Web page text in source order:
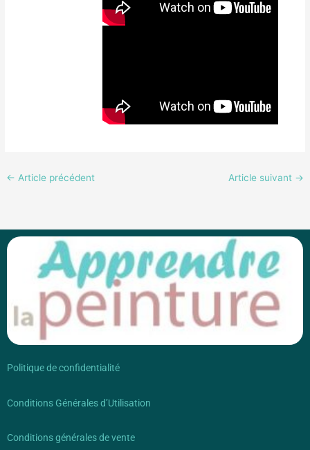
← Article précédent Article suivant →
Politique de confidentialité
Conditions Générales d’Utilisation
Conditions générales de vente